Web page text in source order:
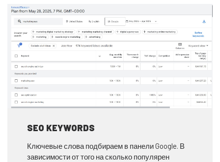
SEO KEYWORDS
Ключевые слова подбираем в панели Google. В
зависимости от того на сколько популярен